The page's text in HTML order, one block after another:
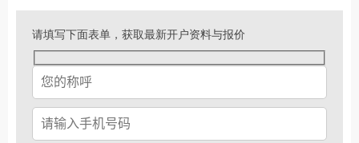
请填写下面表单，获取最新开户资料与报价